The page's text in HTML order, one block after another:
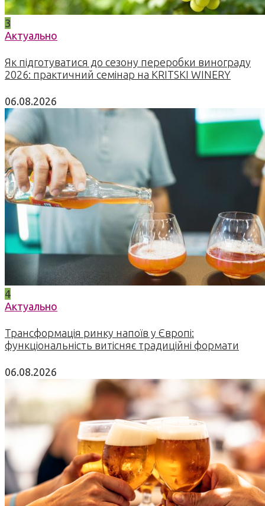
3
Актуально
Як підготуватися до сезону переробки винограду
2026: практичний семінар на KRITSKI WINERY
06.08.2026
4
Актуально
Трансформація ринку напоїв у Європі:
функціональність витісняє традиційні формати
06.08.2026